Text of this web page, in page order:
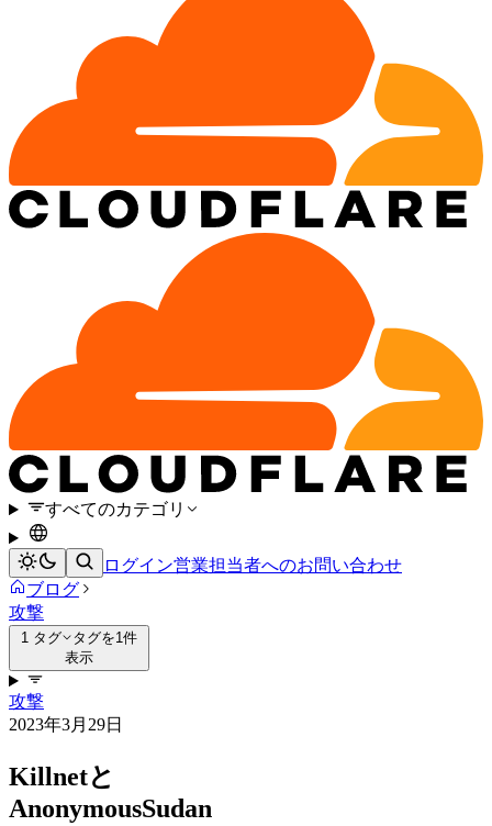
すべてのカテゴリ
ログイン営業担当者へのお問い合わせ
ブログ
攻撃
1 タグ
タグを1件
表示
攻撃
2023年3月29日
Killnetと
AnonymousSudan